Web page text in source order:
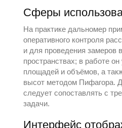
Сферы
На практике дальномер
оперативного контроля
и для проведения замеров
пространствах; в работе
площадей и объёмов, а
высот методом Пифагора.
следует сопоставлять с
задачи.
Интерфейс